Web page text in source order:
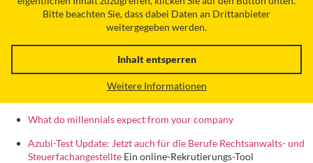
Bitte beachten Sie, dass dabei Daten an Drittanbieter
weitergegeben werden.
Inhalt entsperren
Weitere Informationen
What do millennials expect from your company
Azubi-Test Update: Jetzt auch für die Berufe Rechtsanwalts- und
Steuerfachangestellte Ein online-Rekrutierungs-Tool